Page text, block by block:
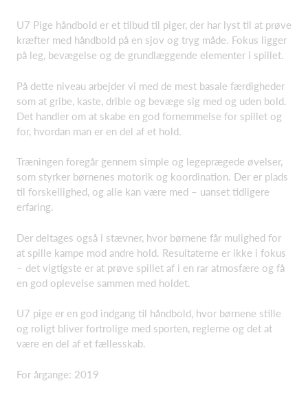
U7 Pige håndbold er et tilbud til piger, der har lyst til at prøve
kræfter med håndbold på en sjov og tryg måde. Fokus ligger
på leg, bevægelse og de grundlæggende elementer i spillet.
På dette niveau arbejder vi med de mest basale færdigheder
som at gribe, kaste, drible og bevæge sig med og uden bold.
Det handler om at skabe en god fornemmelse for spillet og
for, hvordan man er en del af et hold.
Træningen foregår gennem simple og legeprægede øvelser,
som styrker børnenes motorik og koordination. Der er plads
til forskellighed, og alle kan være med – uanset tidligere
erfaring.
Der deltages også i stævner, hvor børnene får mulighed for
at spille kampe mod andre hold. Resultaterne er ikke i fokus
– det vigtigste er at prøve spillet af i en rar atmosfære og få
en god oplevelse sammen med holdet.
U7 pige er en god indgang til håndbold, hvor børnene stille
og roligt bliver fortrolige med sporten, reglerne og det at
være en del af et fællesskab.
For årgange: 2019